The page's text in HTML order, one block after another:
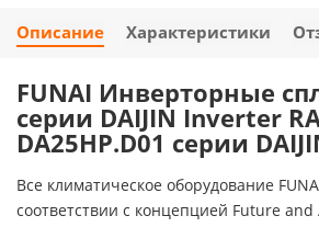
Описание Характеристики
FUNAI Инверторные
серии DAIJIN Inverter
DA25HP.D01 серии
Все климатическое оборудование
соответствии с концепцией Future and